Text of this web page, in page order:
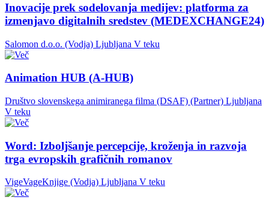
Inovacije prek sodelovanja medijev: platforma za
izmenjavo digitalnih sredstev (MEDEXCHANGE24)
Salomon d.o.o. (Vodja) Ljubljana V teku
Animation HUB (A-HUB)
Društvo slovenskega animiranega filma (DSAF) (Partner) Ljubljana
V teku
Word: Izboljšanje percepcije, kroženja in razvoja
trga evropskih grafičnih romanov
VigeVageKnjige (Vodja) Ljubljana V teku